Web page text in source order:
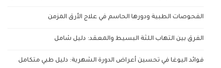
الفحوصات الطبية ودورها الحاسم في علاج الأرق المزمن
الفرق بين التهاب اللثة البسيط والمعقد: دليل شامل
فوائد اليوغا في تحسين أعراض الدورة الشهرية: دليل طبي متكامل